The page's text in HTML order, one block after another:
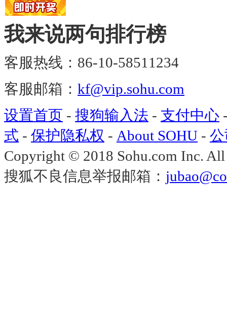
我来说两句排行榜
客服热线：86-10-58511234
客服邮箱： kf@vip.sohu.com
设置首页 - 搜狗输入法 - 支付中心
式 - 保护隐私权 - About SOHU -
Copyright © 2018 Sohu.com Inc.
搜狐不良信息举报邮箱：